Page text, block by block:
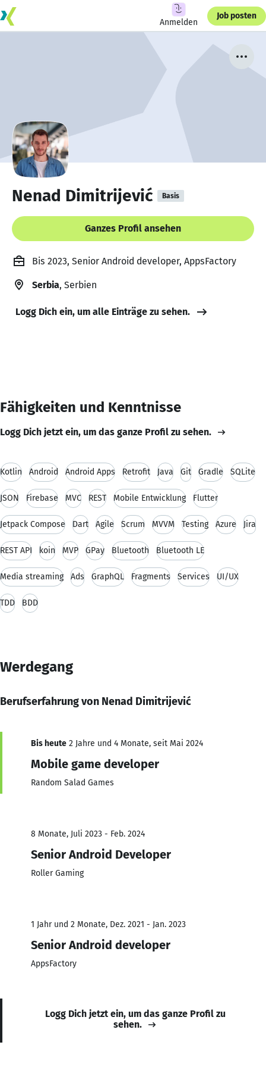
Anmelden
Job posten
Nenad Dimitrijević Basis
Ganzes Profil ansehen
Bis 2023, Senior Android developer, AppsFactory
Serbia, Serbien
Logg Dich ein, um alle Einträge zu sehen.
Fähigkeiten und Kenntnisse
Logg Dich jetzt ein, um das ganze Profil zu sehen.
Kotlin Android Android Apps Retrofit Java Git Gradle SQLite
JSON Firebase MVC REST Mobile Entwicklung Flutter
Jetpack Compose Dart Agile Scrum MVVM Testing Azure Jira
REST API koin MVP GPay Bluetooth Bluetooth LE
Media streaming Ads GraphQL Fragments Services UI/UX
TDD BDD
Werdegang
Berufserfahrung von Nenad Dimitrijević
Bis heute 2 Jahre und 4 Monate, seit Mai 2024
Mobile game developer
Random Salad Games
8 Monate, Juli 2023 - Feb. 2024
Senior Android Developer
Roller Gaming
1 Jahr und 2 Monate, Dez. 2021 - Jan. 2023
Senior Android developer
AppsFactory
Logg Dich jetzt ein, um das ganze Profil zu
sehen.